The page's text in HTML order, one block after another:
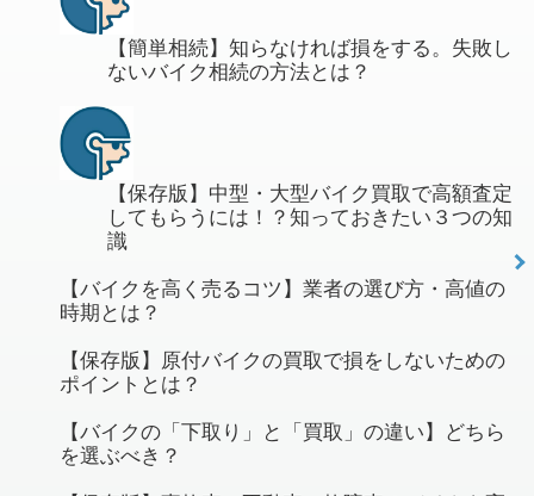
【簡単相続】知らなければ損をする。失敗し
ないバイク相続の方法とは？
【保存版】中型・大型バイク買取で高額査定
してもらうには！？知っておきたい３つの知
識
【バイクを高く売るコツ】業者の選び方・高値の
時期とは？
【保存版】原付バイクの買取で損をしないための
ポイントとは？
【バイクの「下取り」と「買取」の違い】どちら
を選ぶべき？